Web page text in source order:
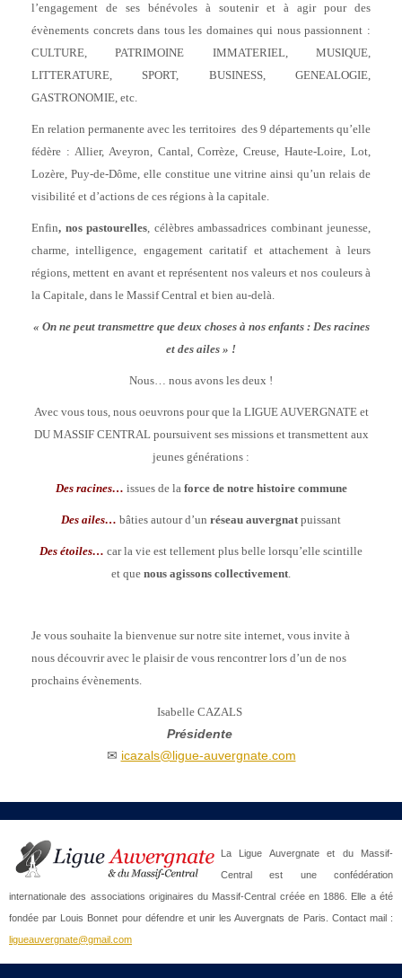
l’engagement de ses bénévoles à soutenir et à agir pour des
évènements concrets dans tous les domaines qui nous passionnent :
CULTURE, PATRIMOINE IMMATERIEL, MUSIQUE,
LITTERATURE, SPORT, BUSINESS, GENEALOGIE,
GASTRONOMIE, etc.
En relation permanente avec les territoires des 9 départements qu’elle
fédère : Allier, Aveyron, Cantal, Corrèze, Creuse, Haute-Loire, Lot,
Lozère, Puy-de-Dôme, elle constitue une vitrine ainsi qu’un relais de
visibilité et d’actions de ces régions à la capitale.
Enfin, nos pastourelles, célèbres ambassadrices combinant jeunesse,
charme, intelligence, engagement caritatif et attachement à leurs
régions, mettent en avant et représentent nos valeurs et nos couleurs à
la Capitale, dans le Massif Central et bien au-delà.
« On ne peut transmettre que deux choses à nos enfants : Des racines
et des ailes » !
Nous… nous avons les deux !
Avec vous tous, nous oeuvrons pour que la LIGUE AUVERGNATE et
DU MASSIF CENTRAL poursuivent ses missions et transmettent aux
jeunes générations :
Des racines… issues de la force de notre histoire commune
Des ailes… bâties autour d’un réseau auvergnatpuissant
Des étoiles… car la vie est tellement plus belle lorsqu’elle scintille
et que nous agissons collectivement.
Je vous souhaite la bienvenue sur notre site internet, vous invite à
nous découvrir avec le plaisir de vous rencontrer lors d’un de nos
prochains évènements.
Isabelle CAZALS
Présidente
✉ icazals@ligue-auvergnate.com
La Ligue Auvergnate et du Massif-
Central est une confédération
internationale des associations originaires du Massif-Central créée en 1886. Elle a été
fondée par Louis Bonnet pour défendre et unir les Auvergnats de Paris. Contact mail :
ligueauvergnate@gmail.com